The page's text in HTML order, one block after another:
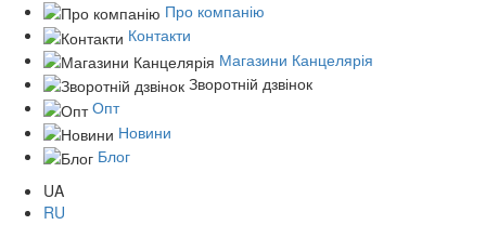
Про компанію
Контакти
Магазини Канцелярія
Зворотній дзвінок
Опт
Новини
Блог
UA
RU